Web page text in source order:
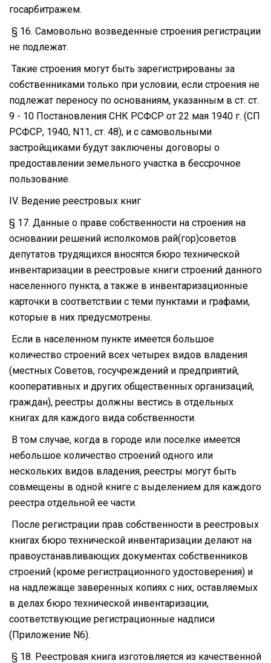
госарбитражем.
§ 16. Самовольно возведенные строения регистрации
не подлежат.
Такие строения могут быть зарегистрированы за
собственниками только при условии, если строения не
подлежат переносу по основаниям, указанным в ст. ст.
9 - 10 Постановления СНК РСФСР от 22 мая 1940 г. (СП
РСФСР, 1940, N11, ст. 48), и с самовольными
застройщиками будут заключены договоры о
предоставлении земельного участка в бессрочное
пользование.
IV. Ведение реестровых книг
§ 17. Данные о праве собственности на строения на
основании решений исполкомов рай(гор)советов
депутатов трудящихся вносятся бюро технической
инвентаризации в реестровые книги строений данного
населенного пункта, а также в инвентаризационные
карточки в соответствии с теми пунктами и графами,
которые в них предусмотрены.
Если в населенном пункте имеется большое
количество строений всех четырех видов владения
(местных Советов, госучреждений и предприятий,
кооперативных и других общественных организаций,
граждан), реестры должны вестись в отдельных
книгах для каждого вида собственности.
В том случае, когда в городе или поселке имеется
небольшое количество строений одного или
нескольких видов владения, реестры могут быть
совмещены в одной книге с выделением для каждого
реестра отдельной ее части.
После регистрации прав собственности в реестровых
книгах бюро технической инвентаризации делают на
правоустанавливающих документах собственников
строений (кроме регистрационного удостоверения) и
на надлежаще заверенных копиях с них, оставляемых
в делах бюро технической инвентаризации,
соответствующие регистрационные надписи
(Приложение N6).
§ 18. Реестровая книга изготовляется из качественной